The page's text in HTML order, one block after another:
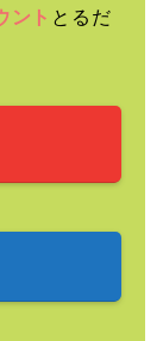
ント とるだ